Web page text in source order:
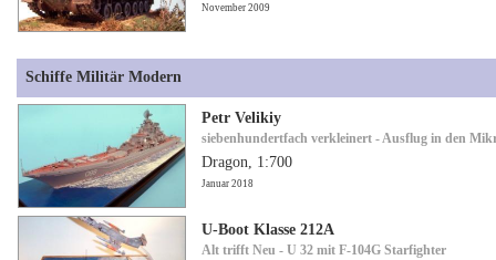
November 2009
Schiffe Militär Modern
Petr Velikiy
siebenhundertfach verkleinert - Ausflug in den
Dragon, 1:700
Januar 2018
U-Boot Klasse 212A
Alt trifft Neu - U 32 mit F-104G Starfighter